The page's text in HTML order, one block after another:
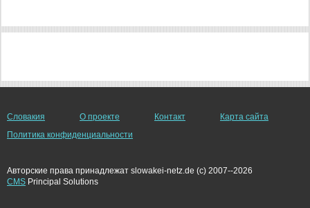
Словакия О проекте Контакт
Карта сайта
Политика конфиденциальности
Авторские права принадлежат slowakei-netz.de (c) 2007--2026
CMS Principal Solutions